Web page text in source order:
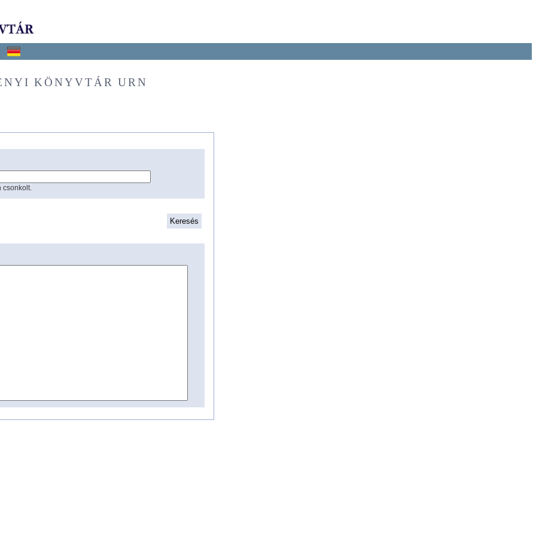
KÖNYVTÁR URN
csonkolt.